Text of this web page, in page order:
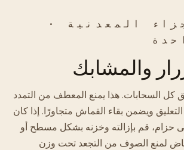
المعدنية ·
والمشابك
كل السحابات. هذا يمنع المعطف من التمدد
ويضمن بقاء القماش متجاورًا. إذا كان
حزام، قم بإزالته وخزنه بشكل مسطح أو
لمنع الصوف من التجعد تحت وزن